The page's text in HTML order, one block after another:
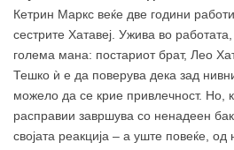
Кетрин Маркс веќе две години
сестрите Хатавеј. Ужива во
голема мана: постариот брат, Лео
Тешко ѝ е да поверува дека зад
можело да се крие привлечност. Но,
расправии завршува со ненадеен
својата реакција – а уште повеќе, од